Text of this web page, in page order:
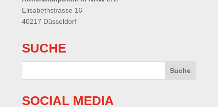
Elisabethstrasse 16
40217 Düsseldorf
SUCHE
SOCIAL MEDIA